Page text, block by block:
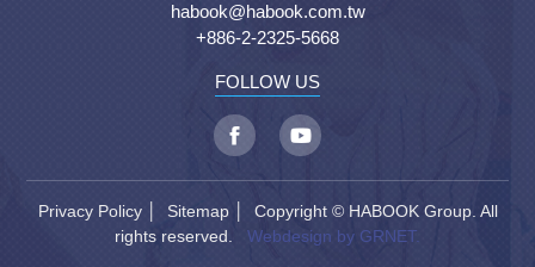
habook@habook.com.tw
+886-2-2325-5668
FOLLOW US
Privacy Policy│ Sitemap│ Copyright © HABOOK Group. All
rights reserved. Webdesign by GRNET.